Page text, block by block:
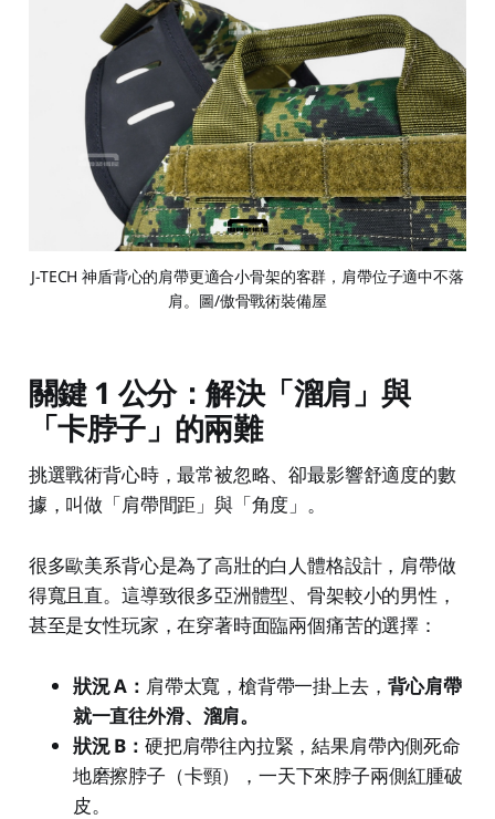
J-TECH 神盾背心的肩帶更適合小骨架的客群，肩帶位子適中不落
肩。圖/傲骨戰術裝備屋
關鍵 1 公分：解決「溜肩」與
「卡脖子」的兩難
挑選戰術背心時，最常被忽略、卻最影響舒適度的數
據，叫做「肩帶間距」與「角度」。
很多歐美系背心是為了高壯的白人體格設計，肩帶做
得寬且直。這導致很多亞洲體型、骨架較小的男性，
甚至是女性玩家，在穿著時面臨兩個痛苦的選擇：
狀況 A： 肩帶太寬，槍背帶一掛上去， 背心肩帶
就一直往外滑、溜肩。
狀況 B： 硬把肩帶往內拉緊，結果肩帶內側死命
地磨擦脖子（卡頸），一天下來脖子兩側紅腫破
皮。